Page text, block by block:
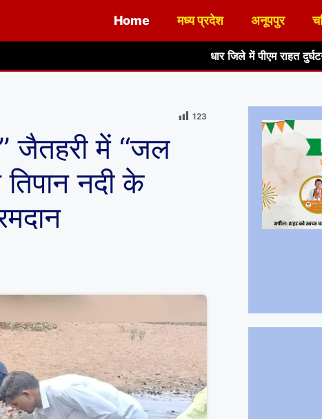
Home मध्य प्रदेश अनूपपुर
धार जिले में पीएम राहत दुर्घटना बीमा कैशलेस
123
जैतहरी में ‘‘जल
नदी के